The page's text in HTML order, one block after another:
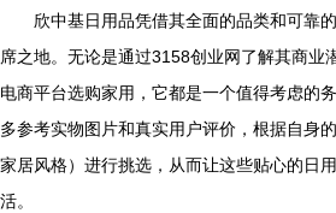
欣中基日用品凭借其全面的品类和可靠
席之地。无论是通过3158创业网了解其商业
电商平台选购家用，它都是一个值得考虑的
多参考实物图片和真实用户评价，根据自身
家居风格）进行挑选，从而让这些贴心的日
活。